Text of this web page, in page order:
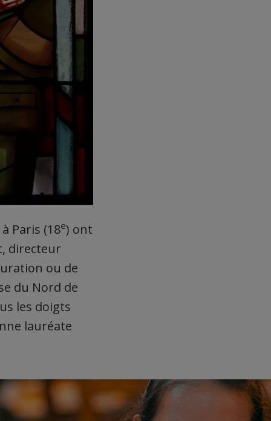
Paris (18e) ont
directeur
ou de
du Nord de
les doigts
lauréate